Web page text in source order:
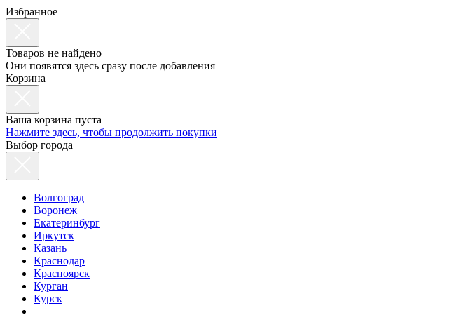
Избранное
Товаров не найдено
Они появятся здесь сразу после добавления
Корзина
Ваша корзина пуста
Нажмите здесь, чтобы продолжить покупки
Выбор города
Волгоград
Воронеж
Екатеринбург
Иркутск
Казань
Краснодар
Красноярск
Курган
Курск